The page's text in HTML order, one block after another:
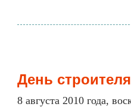
День строителя
8 августа 2010 года,